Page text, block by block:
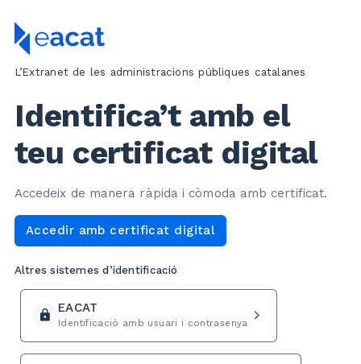
L’Extranet de les administracions públiques catalanes
Identifica’t amb el
teu certificat digital
Accedeix de manera ràpida i còmoda amb certificat.
Accedir amb certificat digital
Altres sistemes d’identificació
lock EACAT
Identificació amb usuari i contrasenya navigate_next